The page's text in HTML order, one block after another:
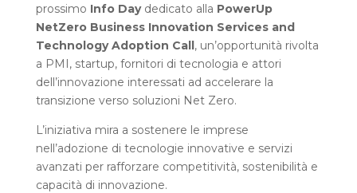
prossimo Info Day dedicato alla PowerUp
NetZero Business Innovation Services and
Technology Adoption Call, un’opportunità rivolta
a PMI, startup, fornitori di tecnologia e attori
dell’innovazione interessati ad accelerare la
transizione verso soluzioni Net Zero.
L’iniziativa mira a sostenere le imprese
nell’adozione di tecnologie innovative e servizi
avanzati per rafforzare competitività, sostenibilità e
capacità di innovazione.